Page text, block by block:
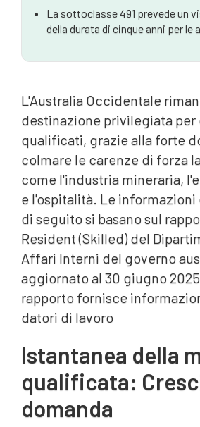
Documenti specifici richiesti
Il vostro prossimo passo:
La sottoclasse 491 prevede un
della durata di cinque anni per le
L'Australia Occidentale
destinazione privilegiata
qualificati, grazie alla forte
colmare le carenze di forza
come l'industria mineraria,
e l'ospitalità. Le
di seguito si basano sul
Resident (Skilled) del
Affari Interni del governo
aggiornato al 30 giugno
rapporto fornisce
datori di lavoro
Istantanea della
qualificata:
domanda